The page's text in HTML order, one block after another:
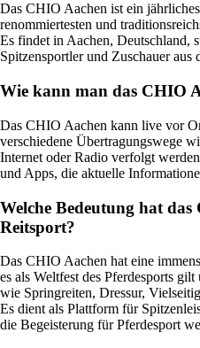
Das CHIO Aachen ist ein
renommiertesten und
Es findet in Aachen, Deutschland,
Spitzensportler und Zuschauer aus
Wie kann man das CHIO
Das CHIO Aachen kann live vor
verschiedene Übertragungswege
Internet oder Radio verfolgt
und Apps, die aktuelle
Welche Bedeutung hat
Reitsport?
Das CHIO Aachen hat eine
es als Weltfest des Pferdesports
wie Springreiten, Dressur,
Es dient als Plattform für
die Begeisterung für Pferdesport